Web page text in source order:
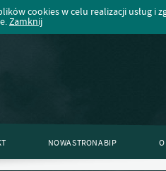
cookies w celu realizacji usług i
Zamknij
NOWA STRONA BIP